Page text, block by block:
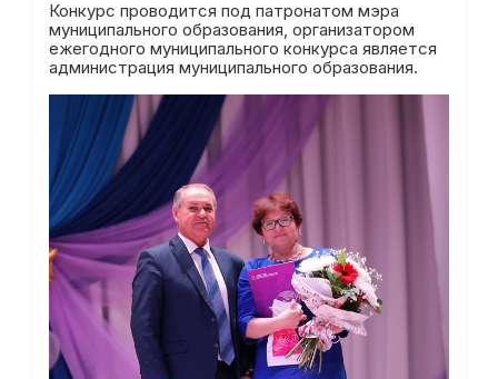
Конкурс проводится под патронатом мэра
муниципального образования, организатором
ежегодного муниципального конкурса является
администрация муниципального образования.